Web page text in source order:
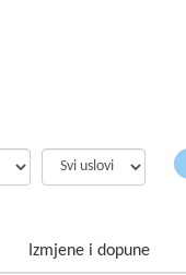
Izmjene i dopune